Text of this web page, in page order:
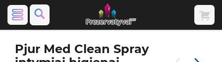
Pjur Med Clean Spray